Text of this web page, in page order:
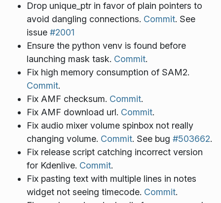
Drop unique_ptr in favor of plain pointers to
avoid dangling connections. Commit. See
issue #2001
Ensure the python venv is found before
launching mask task. Commit.
Fix high memory consumption of SAM2.
Commit.
Fix AMF checksum. Commit.
Fix AMF download url. Commit.
Fix audio mixer volume spinbox not really
changing volume. Commit. See bug #503662.
Fix release script catching incorrect version
for Kdenlive. Commit.
Fix pasting text with multiple lines in notes
widget not seeing timecode. Commit.